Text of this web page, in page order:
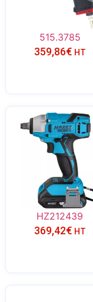
515.3785
359,86€ HT
HZ212439
369,42€ HT